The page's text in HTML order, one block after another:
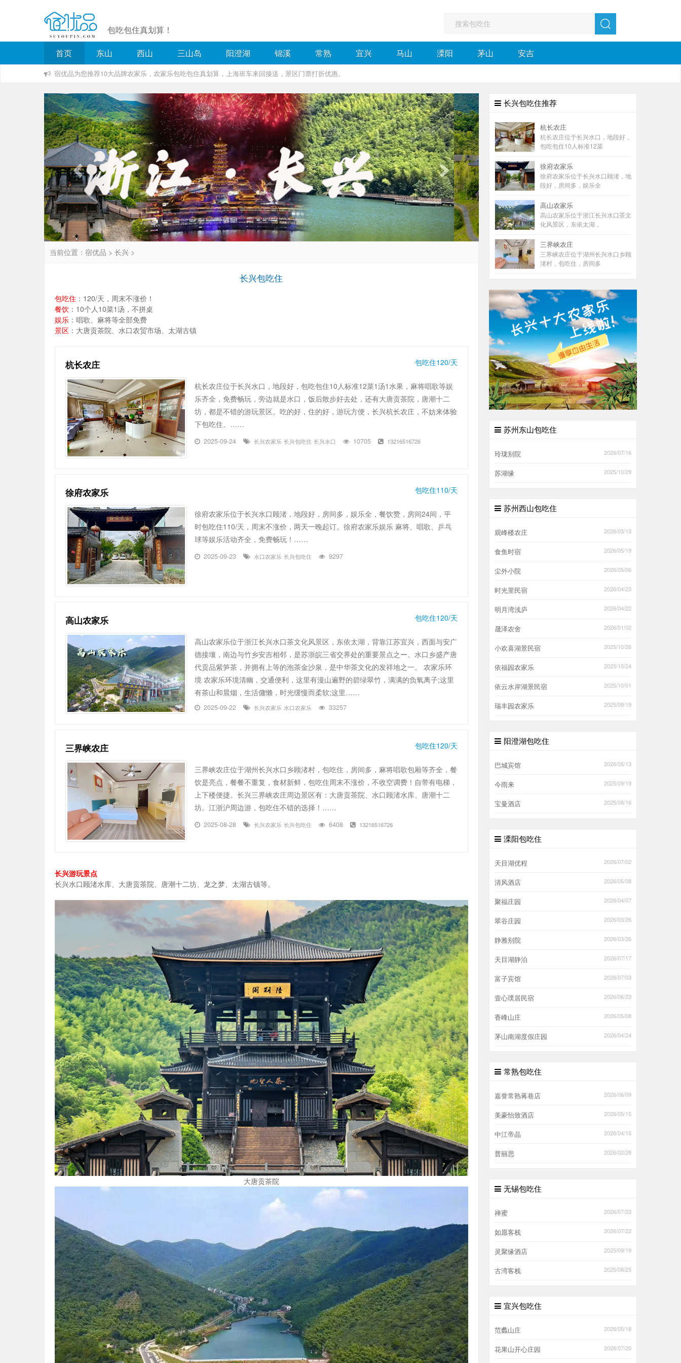
包吃包住真划算！
首页
东山 西山 三山岛 阳澄湖 锦溪 常熟 宜兴 马山 溧阳 茅山 安吉
宿优品为您推荐10大品牌农家乐，农家乐包吃包住真划算，上海班车来回接送，景区门票打折优惠。
Previous Next
当前位置： 宿优品 > 长兴 >
长兴包吃住
包吃住 ：120/天，周末不涨价！
餐饮 ：10个人10菜1汤，不拼桌
娱乐 ：唱歌、麻将等全部免费
景区 ：大唐贡茶院、水口农贸市场、太湖古镇
包吃住120/天
杭长农庄
杭长农庄位于长兴水口，地段好，包吃包住10人标准12菜1汤1水果，麻将唱歌等娱
乐齐全，免费畅玩，旁边就是水口，饭后散步好去处，还有大唐贡茶院，唐潮十二
坊，都是不错的游玩景区。吃的好，住的好，游玩方便，长兴杭长农庄，不妨来体验
下包吃住。……
2025-09-24 长兴农家乐 长兴包吃住 长兴水口 10705 13216516726
包吃住110/天
徐府农家乐
徐府农家乐位于长兴水口顾渚，地段好，房间多，娱乐全，餐饮赞，房间24间，平
时包吃住110/天，周末不涨价，两天一晚起订。徐府农家乐娱乐 麻将、唱歌、乒乓
球等娱乐活动齐全，免费畅玩！……
2025-09-23 水口农家乐 长兴包吃住 9297
包吃住120/天
高山农家乐
高山农家乐位于浙江长兴水口茶文化风景区，东依太湖，背靠江苏宜兴，西面与安广
德接壤，南边与竹乡安吉相邻，是苏浙皖三省交界处的重要景点之ー。水口乡盛产唐
代贡品紫笋茶，并拥有上等的泡茶金沙泉，是中华茶文化的发祥地之一。 农家乐环
境 农家乐环境清幽，交通便利，这里有漫山遍野的碧绿翠竹，满满的负氧离子;这里
有茶山和晨烟，生活傭懒，时光缓慢而柔软;这里……
2025-09-22 长兴农家乐 水口农家乐 33257
包吃住120/天
三界峡农庄
三界峡农庄位于湖州长兴水口乡顾渚村，包吃住，房间多，麻将唱歌包厢等齐全，餐
饮是亮点，餐餐不重复，食材新鲜，包吃住周末不涨价，不收空调费！自带有电梯，
上下楼便捷。长兴三界峡农庄周边景区有：大唐贡茶院、水口顾渚水库、唐潮十二
坊。江浙沪周边游，包吃住不错的选择！……
2025-08-28 长兴农家乐 长兴包吃住 6408 13216516726
长兴游玩景点
长兴水口顾渚水库、大唐贡茶院、唐潮十二坊、龙之梦、太湖古镇等。
大唐贡茶院
长兴包吃住推荐
杭长农庄
杭长农庄位于长兴水口，地段好，
包吃包住10人标准12菜
徐府农家乐
徐府农家乐位于长兴水口顾渚，地
段好，房间多，娱乐全
高山农家乐
高山农家乐位于浙江长兴水口茶文
化风景区，东依太湖，
三界峡农庄
三界峡农庄位于湖州长兴水口乡顾
渚村，包吃住，房间多
苏州东山包吃住
玲珑别院 2026/07/16
苏湖缘 2025/10/29
苏州西山包吃住
观峰楼农庄 2026/03/13
食鱼时宿 2026/05/19
尘外小院 2026/05/06
时光里民宿 2026/04/23
明月湾浅庐 2026/04/22
晟泽农舍 2026/01/02
小欢喜湖景民宿 2025/10/26
依福园农家乐 2025/10/24
依云水岸湖景民宿 2025/10/01
瑞丰园农家乐 2025/09/19
阳澄湖包吃住
巴城宾馆 2026/05/13
今雨来 2025/09/19
宝曼酒店 2025/08/16
溧阳包吃住
天目湖优程 2026/07/02
清风酒店 2026/05/08
聚福庄园 2026/04/07
翠谷庄园 2026/03/26
静雅别院 2026/03/26
天目湖静泊 2026/07/17
富子宾馆 2026/07/03
壹心璞居民宿 2026/06/23
香峰山庄 2026/05/08
茅山南湖度假庄园 2026/04/24
常熟包吃住
嘉誉常熟蒋巷店 2026/06/09
美豪怡致酒店 2026/05/15
中江帝晶 2026/04/15
普丽思 2026/02/28
无锡包吃住
禅蜜 2026/07/23
如愿客栈 2026/07/22
灵聚缘酒店 2025/09/19
古湾客栈 2025/08/25
宜兴包吃住
范蠡山庄 2026/05/18
花果山开心庄园 2026/07/20